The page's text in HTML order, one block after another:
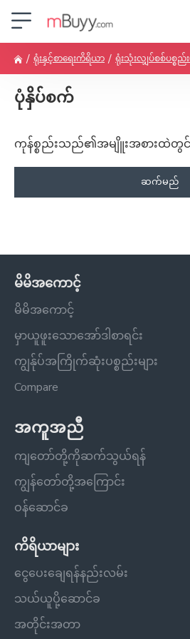
ရုံးနှင့်စာရေးကိရိယာ ရုံးသုံးလျှပ်စစ်ပစ္စည်း
ပုံနှိပ်စက်
ကုန်စ္စည်းသည်၏အမျိူးအစားထဲတွင်
ဆက်မည်
မိမိအကောင့်
မိမိအကောင့်
မှာယူဖူးသောအော်ဒါစာရင်း
ကျွန်ုပ်အကြိုက်ဆုံးပစ္စည်းများ
Compare
အကူအညီ
ကျတော်တို့ကိုဆက်သွယ်ရန်
ကျွန်တော်တို့အကြောင်း
ဝန်ဆောင်ခ
ကိရိယာများ
ငွေပေးချေရန်နည်းလမ်း
သယ်ယူပို့ဆောင်ခ
အတိုင်းအတာ